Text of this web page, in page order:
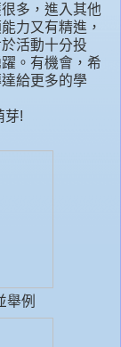
多，進入其他
力又有精進，
活動十分投
。有機會，希
給更多的學
芽!
舉例